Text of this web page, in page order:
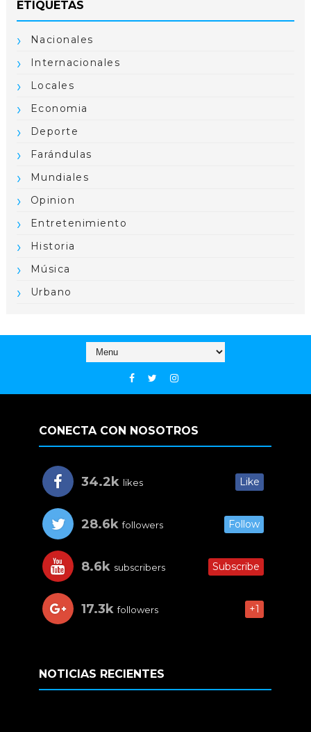
ETIQUETAS
Nacionales
Internacionales
Locales
Economia
Deporte
Farándulas
Mundiales
Opinion
Entretenimiento
Historia
Música
Urbano
CONECTA CON NOSOTROS
34.2k likes Like
28.6k followers Follow
8.6k subscribers Subscribe
17.3k followers +1
NOTICIAS RECIENTES